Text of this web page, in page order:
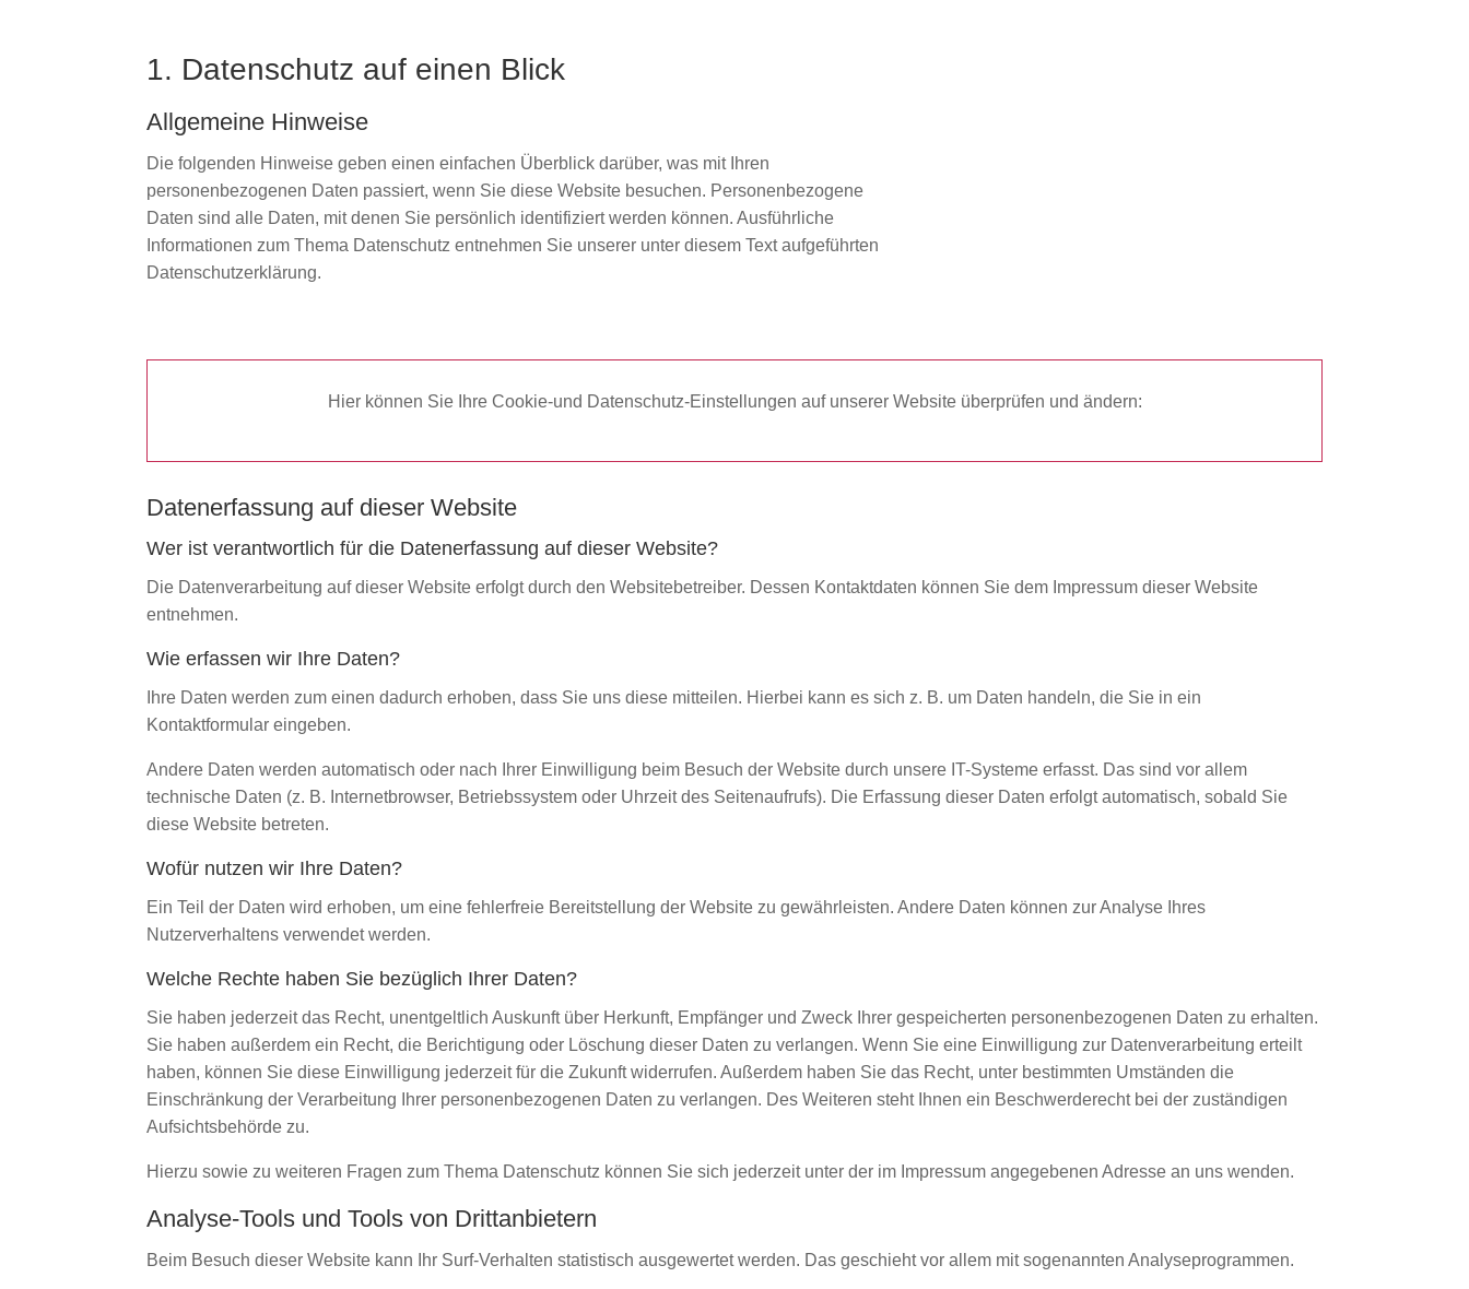
1. Datenschutz auf einen Blick
Allgemeine Hinweise
Die folgenden Hinweise geben einen einfachen Überblick darüber, was mit Ihren
personenbezogenen Daten passiert, wenn Sie diese Website besuchen. Personenbezogene
Daten sind alle Daten, mit denen Sie persönlich identifiziert werden können. Ausführliche
Informationen zum Thema Datenschutz entnehmen Sie unserer unter diesem Text aufgeführten
Datenschutzerklärung.
Hier können Sie Ihre Cookie-und Datenschutz-Einstellungen auf unserer Website überprüfen und ändern:
Datenerfassung auf dieser Website
Wer ist verantwortlich für die Datenerfassung auf dieser Website?
Die Datenverarbeitung auf dieser Website erfolgt durch den Websitebetreiber. Dessen Kontaktdaten können Sie dem Impressum dieser Website
entnehmen.
Wie erfassen wir Ihre Daten?
Ihre Daten werden zum einen dadurch erhoben, dass Sie uns diese mitteilen. Hierbei kann es sich z. B. um Daten handeln, die Sie in ein
Kontaktformular eingeben.
Andere Daten werden automatisch oder nach Ihrer Einwilligung beim Besuch der Website durch unsere IT-Systeme erfasst. Das sind vor allem
technische Daten (z. B. Internetbrowser, Betriebssystem oder Uhrzeit des Seitenaufrufs). Die Erfassung dieser Daten erfolgt automatisch, sobald Sie
diese Website betreten.
Wofür nutzen wir Ihre Daten?
Ein Teil der Daten wird erhoben, um eine fehlerfreie Bereitstellung der Website zu gewährleisten. Andere Daten können zur Analyse Ihres
Nutzerverhaltens verwendet werden.
Welche Rechte haben Sie bezüglich Ihrer Daten?
Sie haben jederzeit das Recht, unentgeltlich Auskunft über Herkunft, Empfänger und Zweck Ihrer gespeicherten personenbezogenen Daten zu erhalten.
Sie haben außerdem ein Recht, die Berichtigung oder Löschung dieser Daten zu verlangen. Wenn Sie eine Einwilligung zur Datenverarbeitung erteilt
haben, können Sie diese Einwilligung jederzeit für die Zukunft widerrufen. Außerdem haben Sie das Recht, unter bestimmten Umständen die
Einschränkung der Verarbeitung Ihrer personenbezogenen Daten zu verlangen. Des Weiteren steht Ihnen ein Beschwerderecht bei der zuständigen
Aufsichtsbehörde zu.
Hierzu sowie zu weiteren Fragen zum Thema Datenschutz können Sie sich jederzeit unter der im Impressum angegebenen Adresse an uns wenden.
Analyse-Tools und Tools von Dritt­anbietern
Beim Besuch dieser Website kann Ihr Surf-Verhalten statistisch ausgewertet werden. Das geschieht vor allem mit sogenannten Analyseprogrammen.